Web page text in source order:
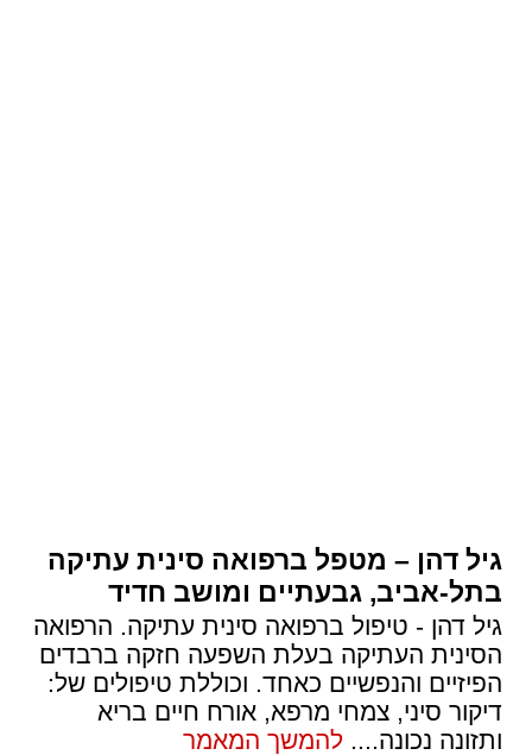
גיל דהן – מטפל ברפואה סינית עתיקה
בתל-אביב, גבעתיים ומושב חדיד
גיל דהן - טיפול ברפואה סינית עתיקה. הרפואה
הסינית העתיקה בעלת השפעה חזקה ברבדים
הפיזיים והנפשיים כאחד. וכוללת טיפולים של:
דיקור סיני, צמחי מרפא, אורח חיים בריא
ותזונה נכונה.... להמשך המאמר